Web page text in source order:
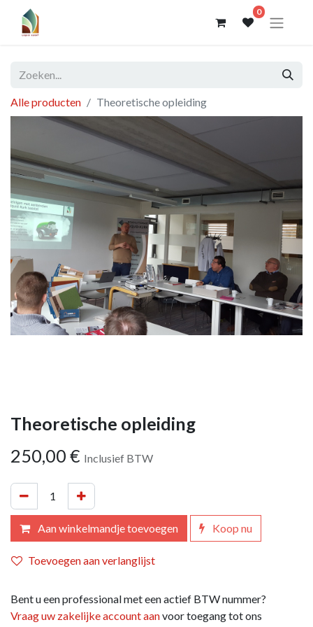
0
Alle producten Theoretische opleiding
Theoretische opleiding
250,00 € Inclusief BTW
Aan winkelmandje toevoegen Koop nu
Toevoegen aan verlanglijst
Bent u een professional met een actief BTW nummer?
Vraag uw zakelijke account aanvoor toegang tot ons